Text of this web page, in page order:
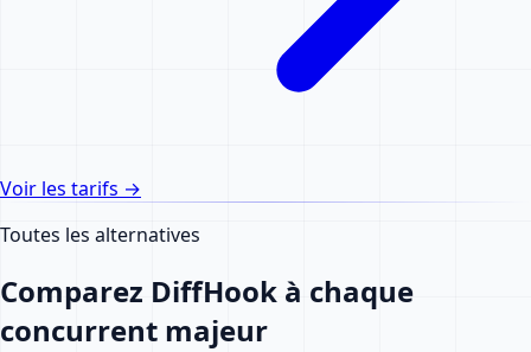
Voir les tarifs →
Toutes les alternatives
Comparez DiffHook à chaque
concurrent majeur